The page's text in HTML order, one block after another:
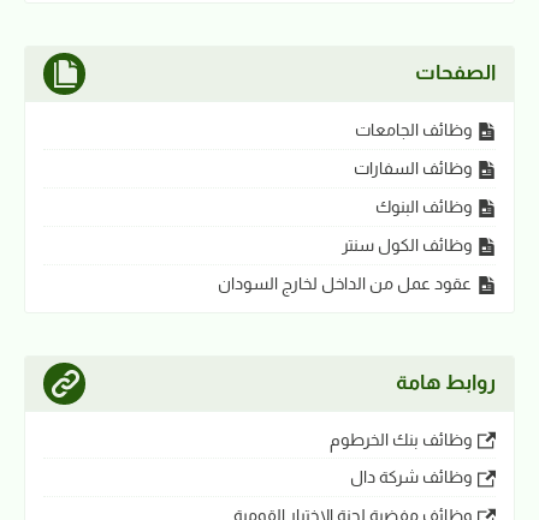
الصفحات
وظائف الجامعات
وظائف السفارات
وظائف البنوك
وظائف الكول سنتر
عقود عمل من الداخل لخارج السودان
روابط هامة
وظائف بنك الخرطوم
وظائف شركة دال
وظائف مفضية لجنة الاختيار القومية